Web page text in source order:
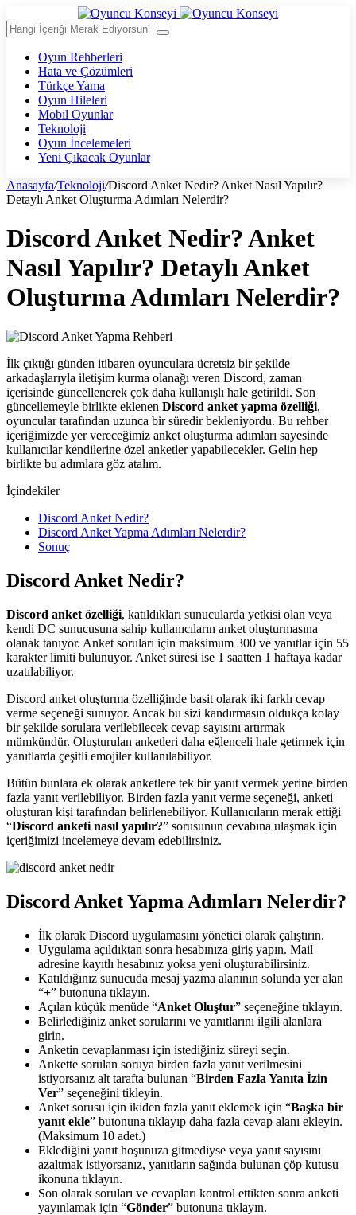
Oyun Rehberleri
Hata ve Çözümleri
Türkçe Yama
Oyun Hileleri
Mobil Oyunlar
Teknoloji
Oyun İncelemeleri
Yeni Çıkacak Oyunlar
Anasayfa/Teknoloji/Discord Anket Nedir? Anket Nasıl Yapılır?
Detaylı Anket Oluşturma Adımları Nelerdir?
Discord Anket Nedir? Anket
Nasıl Yapılır? Detaylı Anket
Oluşturma Adımları Nelerdir?
İlk çıktığı günden itibaren oyunculara ücretsiz bir şekilde
arkadaşlarıyla iletişim kurma olanağı veren Discord, zaman
içerisinde güncellenerek çok daha kullanışlı hale getirildi. Son
güncellemeyle birlikte eklenen Discord anket yapma özelliği,
oyuncular tarafından uzunca bir süredir bekleniyordu. Bu rehber
içeriğimizde yer vereceğimiz anket oluşturma adımları sayesinde
kullanıcılar kendilerine özel anketler yapabilecekler. Gelin hep
birlikte bu adımlara göz atalım.
İçindekiler
Discord Anket Nedir?
Discord Anket Yapma Adımları Nelerdir?
Sonuç
Discord Anket Nedir?
Discord anket özelliği, katıldıkları sunucularda yetkisi olan veya
kendi DC sunucusuna sahip kullanıcıların anket oluşturmasına
olanak tanıyor. Anket soruları için maksimum 300 ve yanıtlar için 55
karakter limiti bulunuyor. Anket süresi ise 1 saatten 1 haftaya kadar
uzatılabiliyor.
Discord anket oluşturma özelliğinde basit olarak iki farklı cevap
verme seçeneği sunuyor. Ancak bu sizi kandırmasın oldukça kolay
bir şekilde sorulara verilebilecek cevap sayısını artırmak
mümkündür. Oluşturulan anketleri daha eğlenceli hale getirmek için
yanıtlarda çeşitli emojiler kullanılabiliyor.
Bütün bunlara ek olarak anketlere tek bir yanıt vermek yerine birden
fazla yanıt verilebiliyor. Birden fazla yanıt verme seçeneği, anketi
oluşturan kişi tarafından belirlenebiliyor. Kullanıcıların merak ettiği
“Discord anketi nasıl yapılır?” sorusunun cevabına ulaşmak için
içeriğimizi incelemeye devam edebilirsiniz.
Discord Anket Yapma Adımları Nelerdir?
İlk olarak Discord uygulamasını yönetici olarak çalıştırın.
Uygulama açıldıktan sonra hesabınıza giriş yapın. Mail
adresine kayıtlı hesabınız yoksa yeni oluşturabilirsiniz.
Katıldığınız sunucuda mesaj yazma alanının solunda yer alan
“+” butonuna tıklayın.
Açılan küçük menüde “Anket Oluştur” seçeneğine tıklayın.
Belirlediğiniz anket sorularını ve yanıtlarını ilgili alanlara
girin.
Anketin cevaplanması için istediğiniz süreyi seçin.
Ankette sorulan soruya birden fazla yanıt verilmesini
istiyorsanız alt tarafta bulunan “Birden Fazla Yanıta İzin
Ver” seçeneğini tikleyin.
Anket sorusu için ikiden fazla yanıt eklemek için “Başka bir
yanıt ekle” butonuna tıklayıp daha fazla cevap alanı ekleyin.
(Maksimum 10 adet.)
Eklediğini yanıt hoşunuza gitmediyse veya yanıt sayısını
azaltmak istiyorsanız, yanıtların sağında bulunan çöp kutusu
ikonuna tıklayın.
Son olarak soruları ve cevapları kontrol ettikten sonra anketi
yayınlamak için “Gönder” butonuna tıklayın.